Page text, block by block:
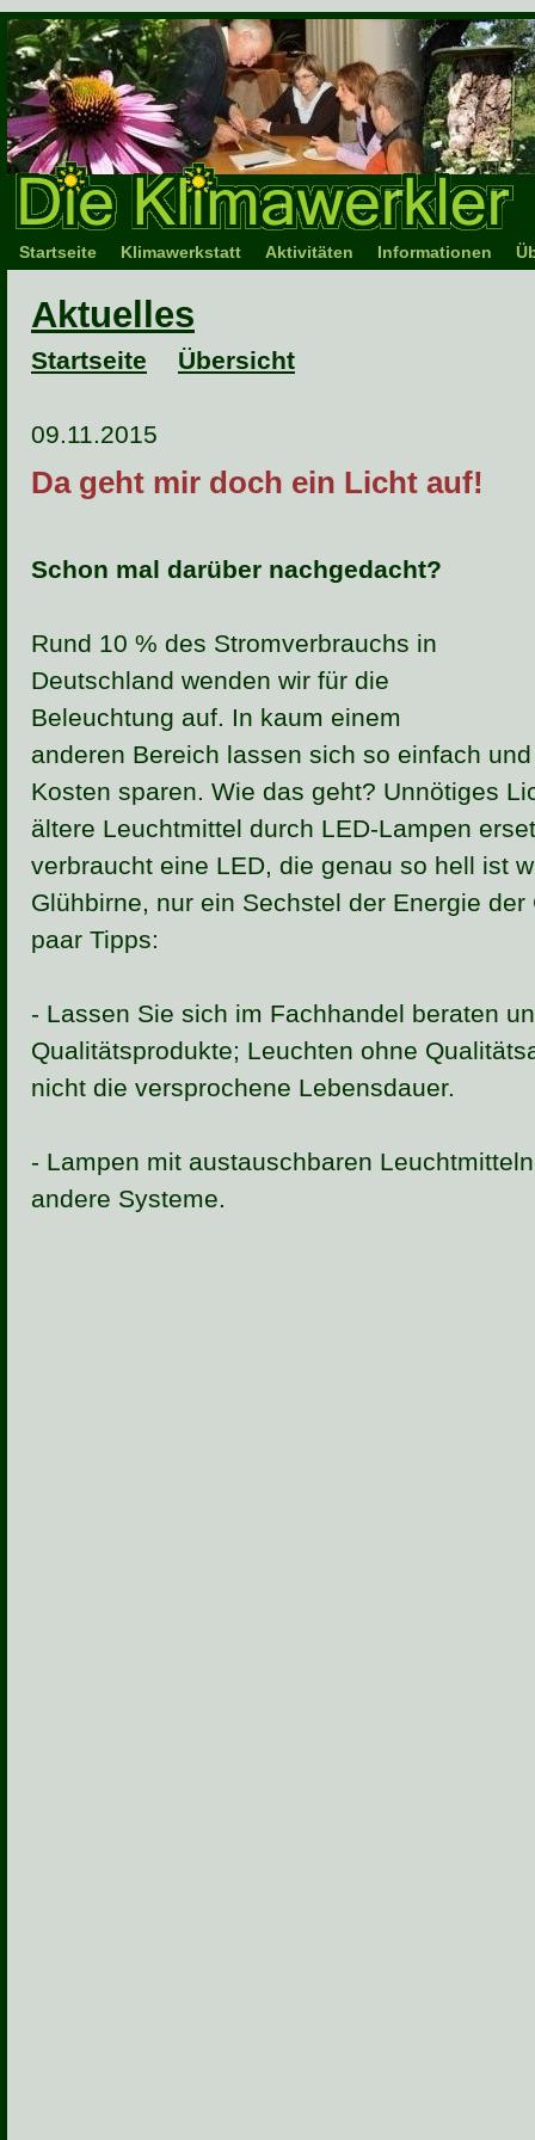
Startseite Klimawerkstatt Aktivitäten Informationen
Aktuelles
Startseite Übersicht
09.11.2015
Da geht mir doch ein Licht auf!
Schon mal darüber nachgedacht?
Rund 10 % des Stromverbrauchs in
Deutschland wenden wir für die
Beleuchtung auf. In kaum einem
anderen Bereich lassen sich so einfach
Kosten sparen. Wie das geht? Unnötiges
ältere Leuchtmittel durch LED-Lampen
verbraucht eine LED, die genau so hell ist
Glühbirne, nur ein Sechstel der Energie
paar Tipps:
- Lassen Sie sich im Fachhandel beraten
Qualitätsprodukte; Leuchten ohne
nicht die versprochene Lebensdauer.
- Lampen mit austauschbaren
andere Systeme.